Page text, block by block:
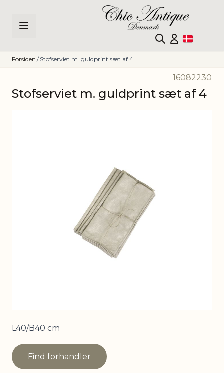
Forsiden / Stofserviet m. guldprint sæt af 4
16082230
Stofserviet m. guldprint sæt af 4
L40/B40 cm
Find forhandler